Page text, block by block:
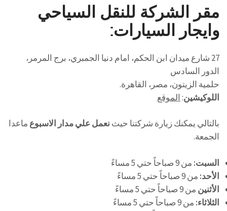
مقر الشركة للنقل السياحي
وايجار السيارات:
27 شارع ميدان ابن الحكم، امام دنيا الجمبري، برج المرمر،
الدور السادس
حلمية الزيتون، مصر، القاهرة.
اللوكيشين: الموقع
بالتالي يمكنك زيارة شركتنا حيث نعمل علي مدار الاسبوع ماعدا
الجمعة.
السبت: من 9 صباحاً حتي 5 مساءً
الأحد: من 9 صباحاً حتي 5 مساءً
الأثنين من 9 صباحاً حتي 5 مساءً
الثلاثاء: من 9 صباحاً حتي 5 مساءً